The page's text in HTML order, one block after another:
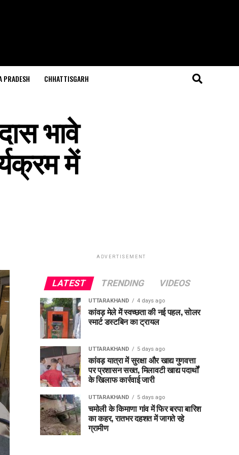
PRADESH CHHATTISGARH
भावे
में
ADVERTISEMENT
LATEST TRENDING VIDEOS
UTTARAKHAND 4 days ago
कांवड़ मेले में स्वच्छता की नई पहल, सोलर
स्मार्ट डस्टबिन का ट्रायल
UTTARAKHAND 5 days ago
कांवड़ यात्रा में सुरक्षा और खाद्य गुणवत्ता
पर प्रशासन सख्त, मिलावटी खाद्य पदार्थों
के खिलाफ कार्रवाई जारी
UTTARAKHAND 5 days ago
चमोली के किमाणा गांव में फिर बरपा बारिश
का कहर, रातभर दहशत में जागते रहे
ग्रामीण